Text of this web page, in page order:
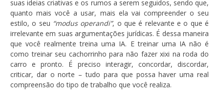
suas ideias criativas e os rumos a serem seguidos, sendo que,
quanto mais você a usar, mais ela vai compreender o seu
estilo, o seu “modus operandi”, o que é relevante e o que é
irrelevante em suas argumentações jurídicas. É dessa maneira
que você realmente treina uma IA. E treinar uma IA não é
como treinar seu cachorrinho para não fazer xixi na roda do
carro e pronto. É preciso interagir, concordar, discordar,
criticar, dar o norte – tudo para que possa haver uma real
compreensão do tipo de trabalho que você realiza.